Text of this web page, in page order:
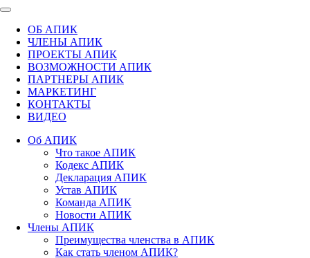
ОБ АПИК
ЧЛЕНЫ АПИК
ПРОЕКТЫ АПИК
ВОЗМОЖНОСТИ АПИК
ПАРТНЕРЫ АПИК
МАРКЕТИНГ
КОНТАКТЫ
ВИДЕО
Об АПИК
Что такое АПИК
Кодекс АПИК
Декларация АПИК
Устав АПИК
Команда АПИК
Новости АПИК
Члены АПИК
Преимущества членства в АПИК
Как стать членом АПИК?